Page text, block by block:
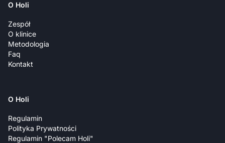
O Holi
Zespół
O klinice
Metodologia
Faq
Kontakt
O Holi
Regulamin
Polityka Prywatności
Regulamin "Polecam Holi"